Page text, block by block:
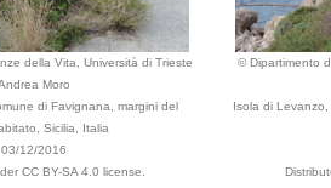
della Vita, Università di Trieste
Moro
di Favignana, margini del
Sicilia, Italia
03/12/2016
CC BY-SA 4.0 license.
© Dipartimento
Isola di